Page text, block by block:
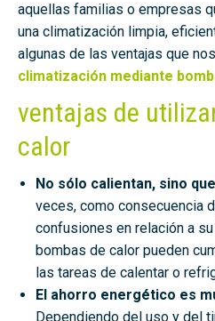
aquellas familias o empresas
una climatización limpia,
algunas de las ventajas que
climatización mediante
ventajas de
calor
No sólo calientan, sino
veces, como consecuencia
confusiones en relación a
bombas de calor pueden
las tareas de calentar o
El ahorro energético es
Dependiendo del uso y del